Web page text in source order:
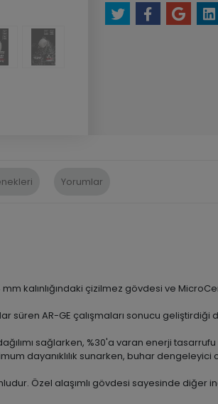
Yorumlar
kalınlığındaki çizilmez gövdesi ve
süren AR-GE çalışmaları sonucu
sağlarken, %30'a varan enerji
dayanıklılık sunarken, buhar
Özel alaşımlı gövdesi sayesinde